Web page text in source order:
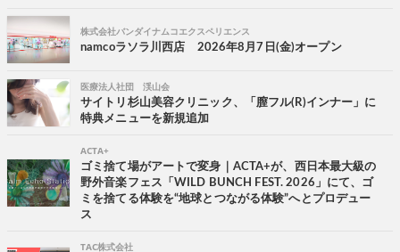
株式会社バンダイナムコエクスペリエンス
namcoラソラ川西店 2026年8月7日(金)オープン
医療法人社団 渓山会
サイトリ杉山美容クリニック、「膣フル(R)インナー」に
特典メニューを新規追加
ACTA+
ゴミ捨て場がアートで変身｜ACTA+が、西日本最大級の
野外音楽フェス「WILD BUNCH FEST. 2026」にて、ゴ
ミを捨てる体験を“地球とつながる体験”へとプロデュー
ス
TAC株式会社